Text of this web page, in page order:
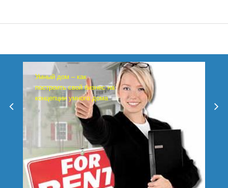
Умный дом – как
построить свой бизнес на
концепции умного дома